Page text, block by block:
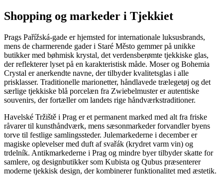
Shopping og markeder i Tjekkiet
Prags Pařížská-gade er hjemsted for internationale luksusbrands,
mens de charmerende gader i Staré Město gemmer på unikke
butikker med bøhmisk krystal, det verdensberømte tjekkiske glas,
der reflekterer lyset på en karakteristisk måde. Moser og Bohemia
Crystal er anerkendte navne, der tilbyder kvalitetsglas i alle
prisklasser. Traditionelle marionetter, håndlavede trælegetøj og det
særlige tjekkiske blå porcelæn fra Zwiebelmuster er autentiske
souvenirs, der fortæller om landets rige håndværkstraditioner.
Havelské Tržiště i Prag er et permanent marked med alt fra friske
råvarer til kunsthåndværk, mens sæsonmarkeder forvandler byens
torve til festlige samlingssteder. Julemarkederne i december er
magiske oplevelser med duft af svařák (krydret varm vin) og
trdelník. Antikmarkederne i Prag og mindre byer tilbyder skatte for
samlere, og designbutikker som Kubista og Qubus præsenterer
moderne tjekkisk design, der kombinerer funktionalitet med æstetik.